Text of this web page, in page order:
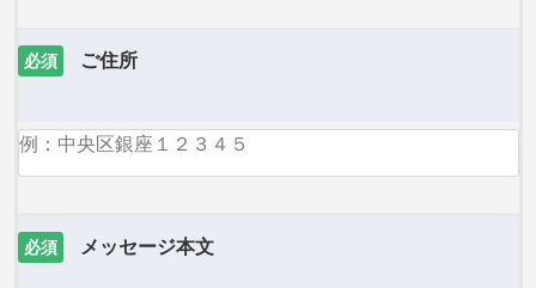
必須 ご住所
必須 メッセージ本文